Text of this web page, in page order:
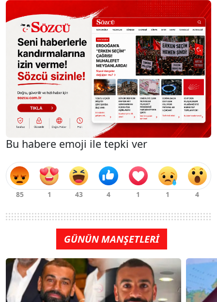
Bu habere emoji ile tepki ver
GÜNÜN MANŞETLERİ